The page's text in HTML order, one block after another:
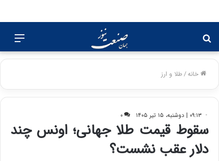
برای
خانه/طلا و ارز
۰۹:۱۳ | دوشنبه، ۱۵ تیر ۱۴۰۵ ۰
سقوط قیمت طلا جهانی؛ اونس چند
دلار عقب نشست؟